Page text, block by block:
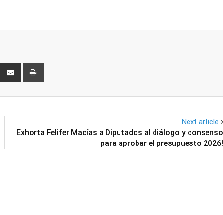
Reddit
Share
Next article
Exhorta Felifer Macías a Diputados al diálogo y consenso
para aprobar el presupuesto 2026!